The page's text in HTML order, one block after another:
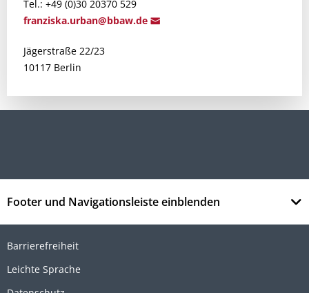
Tel.: +49 (0)30 20370 529
franziska.urban@bbaw.de
Jägerstraße 22/23
10117 Berlin
Footer und Navigationsleiste einblenden
Barrierefreiheit
Leichte Sprache